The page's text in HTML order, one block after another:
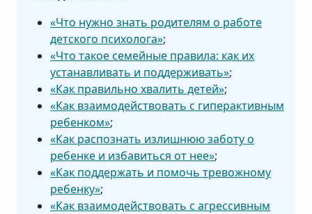
«Что нужно знать родителям о работе
детского психолога»;
«Что такое семейные правила: как их
устанавливать и поддерживать»;
«Как правильно хвалить детей»;
«Как взаимодействовать с гиперактивным
ребенком»;
«Как распознать излишнюю заботу о
ребенке и избавиться от нее»;
«Как поддержать и помочь тревожному
ребенку»;
«Как взаимодействовать с агрессивным